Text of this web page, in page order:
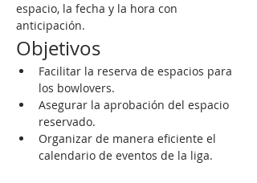
espacio, la fecha y la hora con
anticipación.
Objetivos
Facilitar la reserva de espacios para
los bowlovers.
Asegurar la aprobación del espacio
reservado.
Organizar de manera eficiente el
calendario de eventos de la liga.